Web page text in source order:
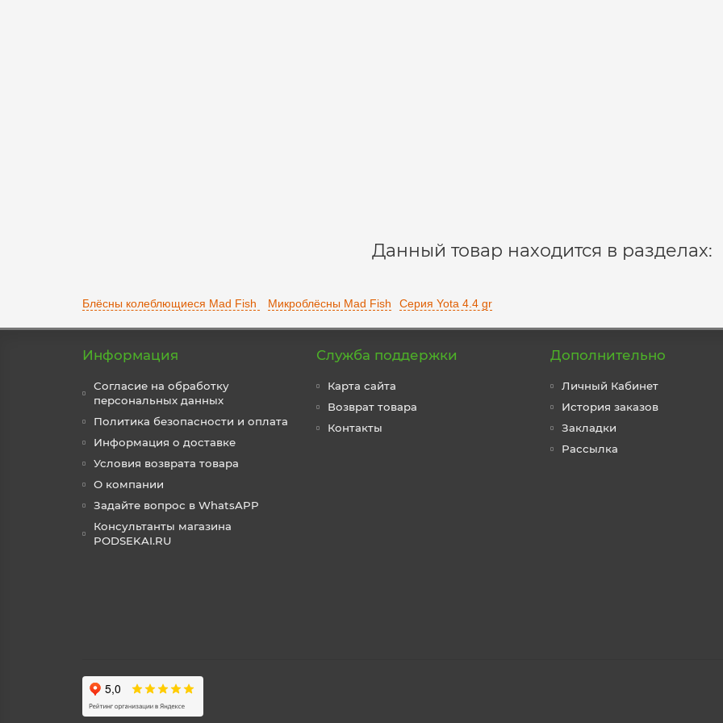
Данный товар находится в разделах:
Блёсны колеблющиеся Mad Fish Микроблёсны Mad Fish Серия Yota 4.4 gr
Информация
Согласие на обработку
персональных данных
Политика безопасности и оплата
Информация о доставке
Условия возврата товара
О компании
Задайте вопрос в WhatsAPP
Консультанты магазина
PODSEKAI.RU
Служба поддержки
Карта сайта
Возврат товара
Контакты
Дополнительно
Личный Кабинет
История заказов
Закладки
Рассылка